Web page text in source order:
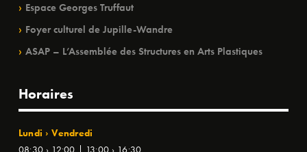
Espace Georges Truffaut
Foyer culturel de Jupille-Wandre
ASAP – L’Assemblée des Structures en Arts Plastiques
Horaires
Lundi › Vendredi
08:30 › 12:00 | 13:00 › 16:30